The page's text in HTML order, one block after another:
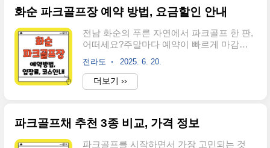
챙기세요! ❗ 운영일: 화요일 ~ 일요일 (매주
2주 전 오전 10시부터❗ 예약 인원: 회당 9조
(36명), 1인 최대 4인까지 예약 가능❗ 최소
인원: 3인 이상 시 입장 가능하며, 1~2인 예
예약 시스템 접속“체육시설 ▶ 새마을체육
화순 파크골프장 예약 방법, 요금할인 안내
전남 화순의 푸른 자연에서 파크골프 한 판,
어떠세요?주말마다 예약이 빠르게 마감되
니 미리 예약은 필수랍니다.예약 안 하면 그
냥 돌아올 수도 있습니다. ▼생각보다 빨리
마감 중▼예약 바로가기👆 1. 화순 파크골프
장 예약 방법✅ 온라인 예약예약은 화순군청
✅ 예약 절차1. 통합예약 시스템 접속2. ‘화
전라도 2025. 6. 20.
더보기 ››
파크골프채 추천 3종 비교, 가격 정보
파크골프를 시작하면서 가장 고민되는 것